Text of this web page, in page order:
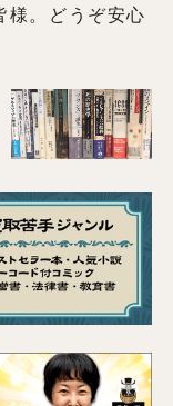
様。どうぞ安心